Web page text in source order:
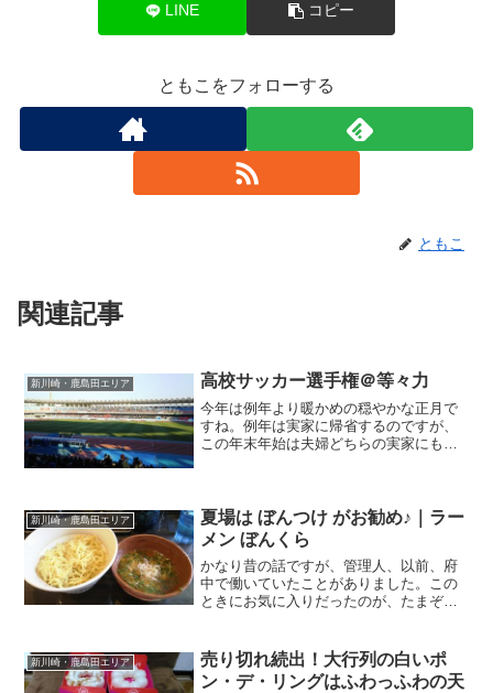
LINE コピー
ともこをフォローする
ともこ
関連記事
新川崎・鹿島田エリア 高校サッカー選手権＠等々力
今年は例年より暖かめの穏やかな正月で
すね。例年は実家に帰省するのですが、
この年末年始は夫婦どちらの実家にも行
行ってきましたよ、本日。ど...
新川崎・鹿島田エリア
夏場は ぼんつけ がお勧め♪｜ラー
メン ぼんくら
かなり昔の話ですが、管理人、以前、府
中で働いていたことがありました。この
ときにお気に入りだったのが、たまぞう
骨醤油の美味しいラーメンでした。（現
在は、お弟子さんが引...
新川崎・鹿島田エリア
売り切れ続出！大行列の白いポ
ン・デ・リングはふわっふわの天